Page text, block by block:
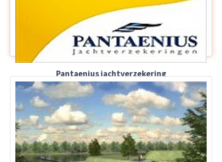
Pantaenius jachtverzekering
Europa's toonaangevende specialist voor
jachtverzekeringen!